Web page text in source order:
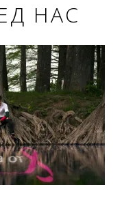
НАС